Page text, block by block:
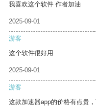
我喜欢这个软件 作者加油
2025-09-01
游客
这个软件很好用
2025-09-01
游客
这款加速器app的价格有点贵